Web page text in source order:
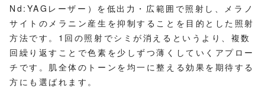
Nd:YAGレーザー）を低出力・広範囲で照射し、メラノ
サイトのメラニン産生を抑制することを目的とした照射
方法です。1回の照射でシミが消えるというより、複数
回繰り返すことで色素を少しずつ薄くしていくアプロー
チです。肌全体のトーンを均一に整える効果を期待する
方にも選ばれます。